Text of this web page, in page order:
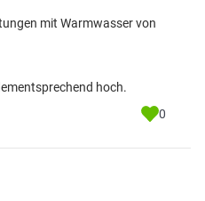
mit Warmwasser von
hoch.
0